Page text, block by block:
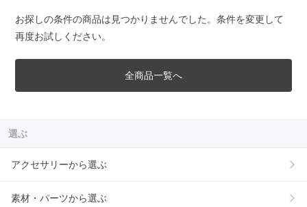
お探しの条件の商品は見つかりませんでした。条件を変更して
再度お試しください。
全商品一覧へ
選ぶ
アクセサリーから選ぶ
素材・パーツから選ぶ